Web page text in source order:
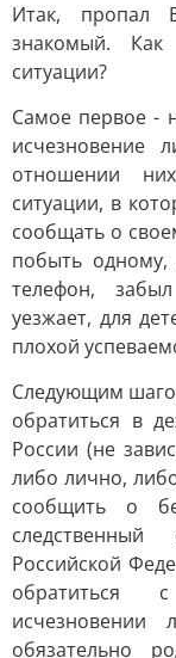
Итак, пропал
знакомый.
ситуации?
Самое первое -
исчезновение
отношении
ситуации, в
сообщать о
побыть одному,
телефон,
уезжает, для
плохой
Следующим
обратиться в
России (не
либо лично,
сообщить о
следственный
Российской
обратиться
обязательно